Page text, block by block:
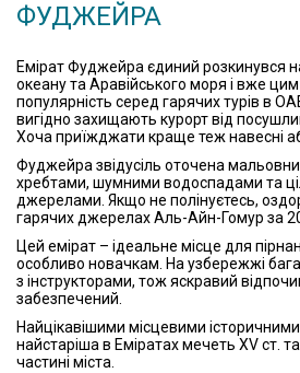
ФУДЖЕЙРА
Емірат Фуджейра єдиний розкинувся
океану та Аравійського моря і вже
популярність серед гарячих турів в
вигідно захищають курорт від
Хоча приїжджати краще теж навесні
Фуджейра звідусіль оточена
хребтами, шумними водоспадами та
джерелами. Якщо не полінуєтесь,
гарячих джерелах Аль-Айн-Гомур за 20
Цей емірат – ідеальне місце для
особливо новачкам. На узбережжі
з інструкторами, тож яскравий
забезпечений.
Найцікавішими місцевими
найстаріша в Еміратах мечеть XV ст.
частині міста.